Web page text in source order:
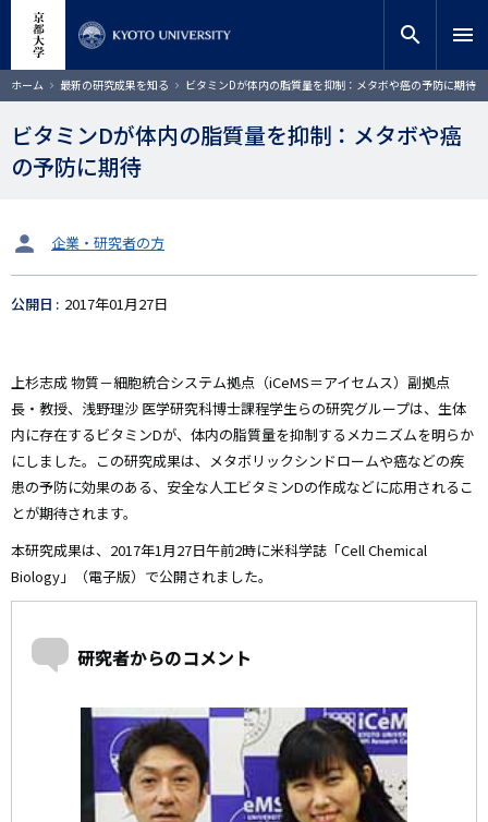
コ
ン
ツ
サイト内検索
検索
search menu
ホーム 最新の研究成果を知る ビタミンDが体内の脂質量を抑制：メタボや癌の予防に期待
ビタミンDが体内の脂質量を抑制：メタボや癌
の予防に期待
タ
ッ
企業・研究者の方
公開日 2017年01月27日
上杉志成 物質－細胞統合システム拠点（iCeMS＝アイセムス）副拠点
長・教授、浅野理沙 医学研究科博士課程学生らの研究グループは、生体
内に存在するビタミンDが、体内の脂質量を抑制するメカニズムを明らか
にしました。この研究成果は、メタボリックシンドロームや癌などの疾
患の予防に効果のある、安全な人工ビタミンDの作成などに応用されるこ
とが期待されます。
本研究成果は、2017年1月27日午前2時に米科学誌「Cell Chemical
Biology」（電子版）で公開されました。
研究者からのコメント